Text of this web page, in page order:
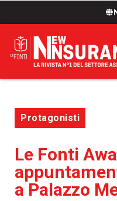
Protagonisti
Le Fonti
a Palazzo